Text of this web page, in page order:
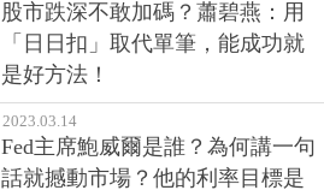
股市跌深不敢加碼？蕭碧燕：用
「日日扣」取代單筆，能成功就
是好方法！
2023.03.14
Fed主席鮑威爾是誰？為何講一句
話就撼動市場？他的利率目標是